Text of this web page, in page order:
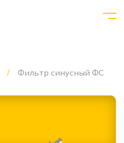
Фильтр синусный ФС